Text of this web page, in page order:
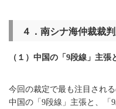
４．南シナ海仲裁裁
（１）中国の「9段線」主張
今回の裁定で最も注目され
中国の「9段線」主張と、「9